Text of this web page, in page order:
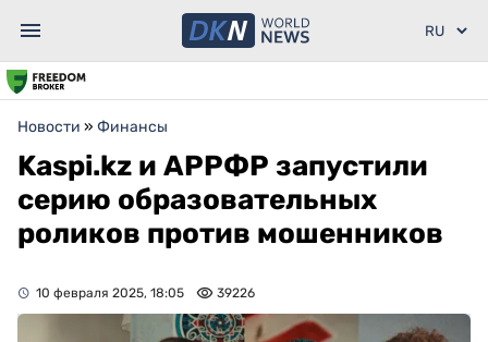
Новости » Финансы
Kaspi.kz и АРРФР запустили
серию образовательных
роликов против мошенников
10 февраля 2025, 18:05 39226